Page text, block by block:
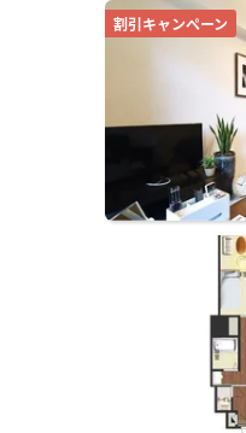
割引キャンペーン